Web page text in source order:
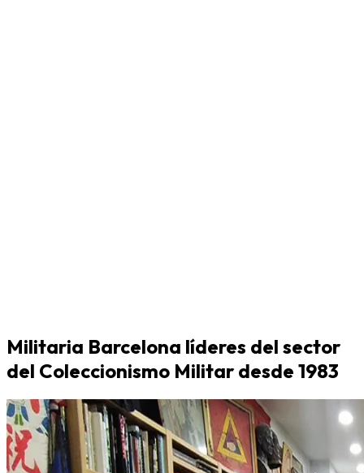
Militaria Barcelona líderes del sector
del Coleccionismo Militar desde 1983